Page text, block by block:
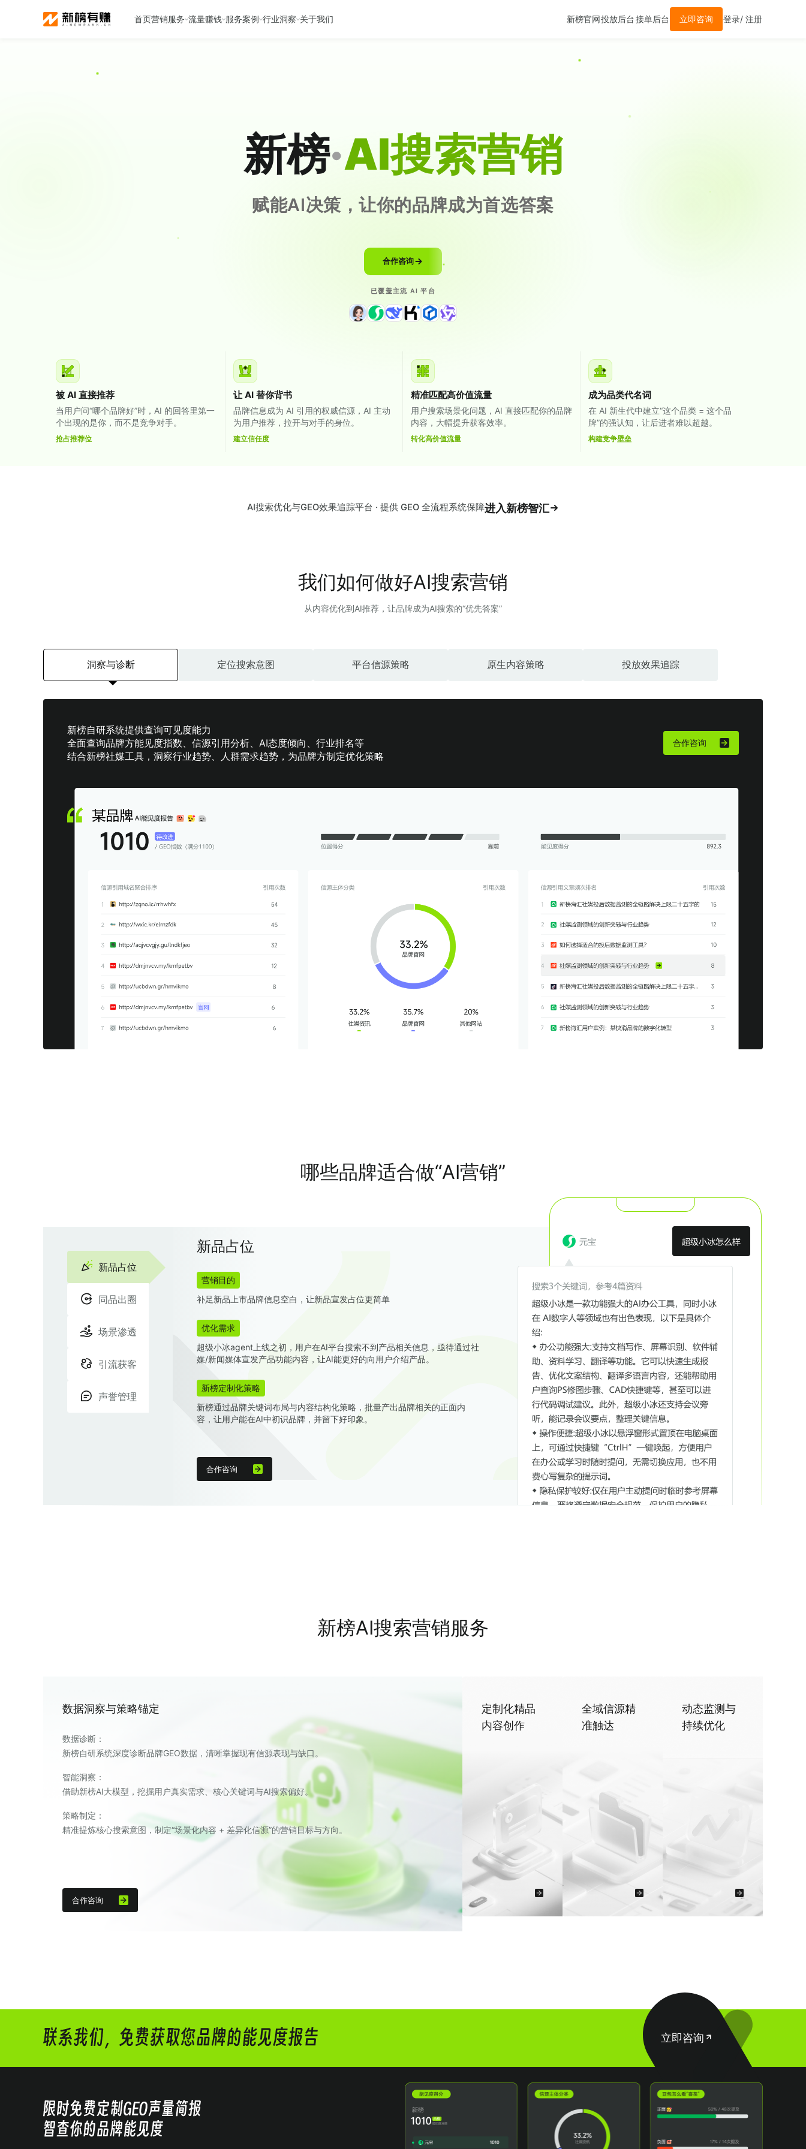
首页营销服务 流量赚钱 服务案例 行业洞察 关于我们 新榜官网投放后台接单后台 立即咨询 登录/ 注册
新榜·AI搜索营销
赋能AI决策，让你的品牌成为首选答案
合作咨询
已覆盖主流 AI 平台
被 AI 直接推荐
当用户问“哪个品牌好”时，AI 的回答里第一
个出现的是你，而不是竞争对手。
抢占推荐位
让 AI 替你背书
品牌信息成为 AI 引用的权威信源，AI 主动
为用户推荐，拉开与对手的身位。
建立信任度
精准匹配高价值流量
用户搜索场景化问题，AI 直接匹配你的品牌
内容，大幅提升获客效率。
转化高价值流量
成为品类代名词
在 AI 新生代中建立“这个品类 = 这个品
牌”的强认知，让后进者难以超越。
构建竞争壁垒
AI搜索优化与GEO效果追踪平台 · 提供 GEO 全流程系统保障进入新榜智汇
我们如何做好AI搜索营销
从内容优化到AI推荐，让品牌成为AI搜索的“优先答案”
洞察与诊断 定位搜索意图 平台信源策略 原生内容策略 投放效果追踪
新榜自研系统提供查询可见度能力
全面查询品牌方能见度指数、信源引用分析、AI态度倾向、行业排名等
结合新榜社媒工具，洞察行业趋势、人群需求趋势，为品牌方制定优化策略
合作咨询
哪些品牌适合做“AI营销”
新品占位
同品出圈
场景渗透
引流获客
声誉管理
新品占位
营销目的
补足新品上市品牌信息空白，让新品宣发占位更简单
优化需求
超级小冰agent上线之初，用户在AI平台搜索不到产品相关信息，亟待通过社
媒/新闻媒体宣发产品功能内容，让AI能更好的向用户介绍产品。
新榜定制化策略
新榜通过品牌关键词布局与内容结构化策略，批量产出品牌相关的正面内
容，让用户能在AI中初识品牌，并留下好印象。
合作咨询
利用新榜自研系统，分析目标品类的AI搜索热词，构建“品类词+特性词+场景词”的三维关键词矩阵。同时
监测竞品在回复中的出现率，控制信源发布量级，动态博弈，获得品类占位。
新榜通过分析社媒热门标签，结合【新榜自研系统-用户搜索词功能】，定位用户真实常见提问场景构建“场
景+需求+解决方案”三维体系内容、匹配用户意图，提升产品在细分场景的搜索可见性和用户决策效率
新榜AI搜索营销服务
数据洞察与策略锚定
数据诊断 ：
新榜自研系统深度诊断品牌GEO数据，清晰掌握现有信源表现与缺口。
智能洞察 ：
借助新榜AI大模型，挖掘用户真实需求、核心关键词与AI搜索偏好。
策略制定 ：
精准提炼核心搜索意图，制定“场景化内容 + 差异化信源”的营销目标与方向。
合作咨询
定制化精品
内容创作
全域信源精
准触达
动态监测与
持续优化
立即咨询